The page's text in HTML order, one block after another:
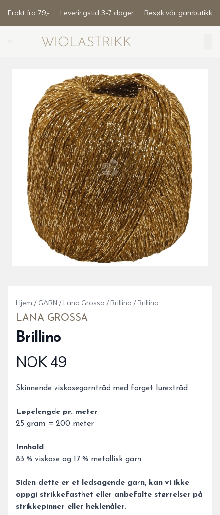
Frakt fra 79,- Leveringstid 3-7 dager Besøk vår garnbutikk
Search (⌘K)
Hjem / GARN / Lana Grossa / Brillino / Brillino
LANA GROSSA
Brillino
Produktdetaljer
NOK 49
Description
Skinnende viskosegarntråd med farget lurextråd
Løpelengde pr. meter
25 gram = 200 meter
Innhold
83 % viskose og 17 % metallisk garn
Siden dette er et ledsagende garn, kan vi ikke
oppgi strikkefasthet eller anbefalte størrelser på
strikkepinner eller heklenåler.